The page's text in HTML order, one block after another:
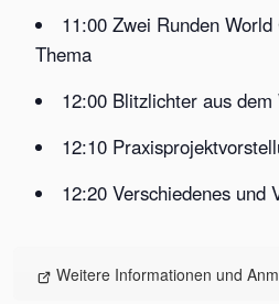
11:00 Zwei Runden
Thema
12:00 Blitzlichter aus
12:10
12:20 Verschiedenes und
Weitere Informationen und